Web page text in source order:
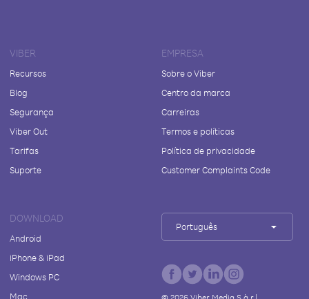
VIBER
Recursos
Blog
Segurança
Viber Out
Tarifas
Suporte
EMPRESA
Sobre o Viber
Centro da marca
Carreiras
Termos e políticas
Política de privacidade
Customer Complaints Code
DOWNLOAD
Android
iPhone & iPad
Windows PC
Mac
Português